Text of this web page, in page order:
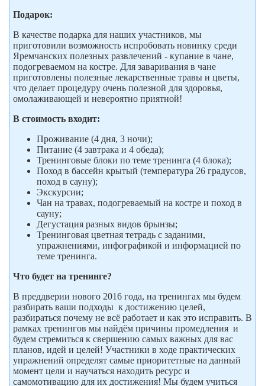
Подарок:
В качестве подарка для наших участников, мы
приготовили возможность испробовать новинку среди
Яремчанских полезных развлечений - купание в чане,
подогреваемом на костре. Для заваривания в чане
приготовлены полезные лекарственные травы и цветы,
что делает процедуру очень полезной для здоровья,
омолаживающей и невероятно приятной!
В стоимость входит:
Проживание (4 дня, 3 ночи);
Питание (4 завтрака и 4 обеда);
Тренинговые блоки по теме тренинга (4 блока);
Поход в бассейн крытый (температура 26 градусов,
поход в сауну);
Экскурсии;
Чан на травах, подогреваемый на костре и поход в
сауну;
Дегустация разных видов брынзы;
Тренинговая цветная тетрадь с заданими,
упражнениями, инфографикой и информацией по
теме тренинга.
Что будет на тренинге?
В преддверии нового 2016 года, на тренингах мы будем
разбирать ваши подходы к достижению целей,
разбираться почему не всё работает и как это исправить. В
рамках тренингов мы найдём причины промедления и
будем стремиться к свершению самых важных для вас
планов, идей и целей! Участники в ходе практических
упражнений определят самые приоритетные на данный
момент цели и научаться находить ресурс и
самомотивацию для их достижения! Мы будем учиться